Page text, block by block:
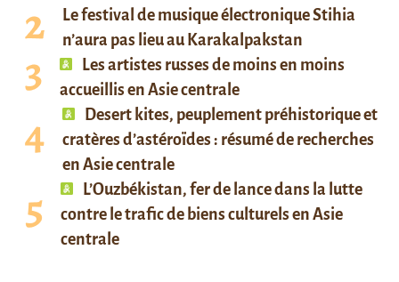
Le festival de musique électronique Stihia
n’aura pas lieu au Karakalpakstan
Les artistes russes de moins en moins
accueillis en Asie centrale
Desert kites, peuplement préhistorique et
cratères d’astéroïdes : résumé de recherches
en Asie centrale
L’Ouzbékistan, fer de lance dans la lutte
contre le trafic de biens culturels en Asie
centrale